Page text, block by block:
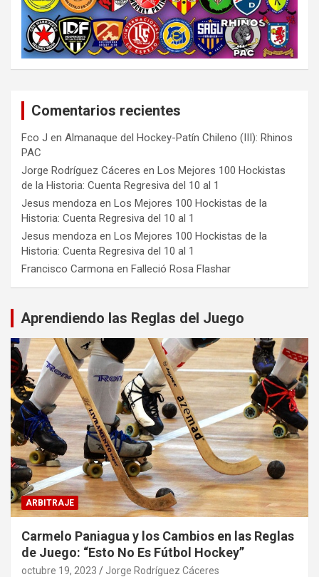
Comentarios recientes
Fco J en Almanaque del Hockey-Patín Chileno (III): Rhinos
PAC
Jorge Rodríguez Cáceres en Los Mejores 100 Hockistas
de la Historia: Cuenta Regresiva del 10 al 1
Jesus mendoza en Los Mejores 100 Hockistas de la
Historia: Cuenta Regresiva del 10 al 1
Jesus mendoza en Los Mejores 100 Hockistas de la
Historia: Cuenta Regresiva del 10 al 1
Francisco Carmona en Falleció Rosa Flashar
Aprendiendo las Reglas del Juego
ARBITRAJE
Carmelo Paniagua y los Cambios en las Reglas
de Juego: “Esto No Es Fútbol Hockey”
octubre 19, 2023 Jorge Rodríguez Cáceres